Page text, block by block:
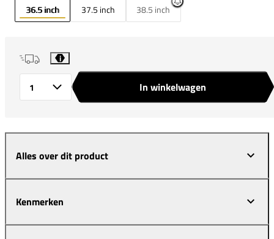
36.5 inch 37.5 inch 38.5 inch
i
In winkelwagen
Alles over dit product
Kenmerken